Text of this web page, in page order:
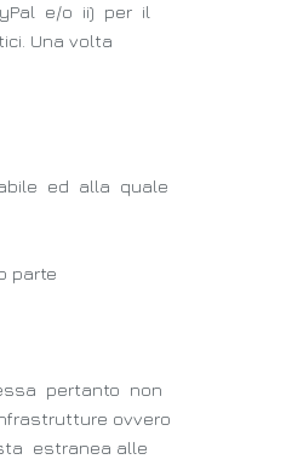
e/o ii) per il
Una volta
ed alla quale
parte
pertanto non
ovvero
estranea alle